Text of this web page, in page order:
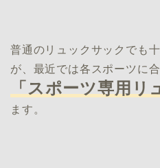
普通のリュックサックでも
が、最近では各スポーツに
「スポーツ専用リ
ます。